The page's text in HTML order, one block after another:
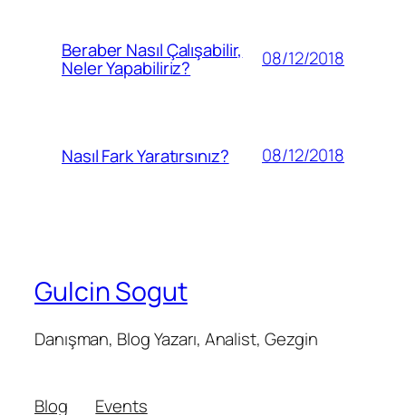
Beraber Nasıl Çalışabilir,
Neler Yapabiliriz? 08/12/2018
Nasıl Fark Yaratırsınız? 08/12/2018
Gulcin Sogut
Danışman, Blog Yazarı, Analist, Gezgin
Blog Events